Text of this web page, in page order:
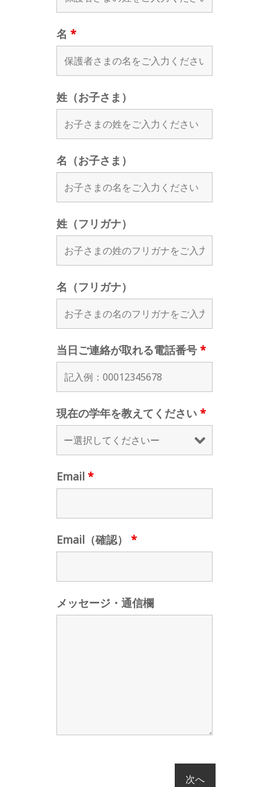
名 *
姓（お子さま）
名（お子さま）
姓（フリガナ）
名（フリガナ）
当日ご連絡が取れる電話番号 *
現在の学年を教えてください *
Email *
Email（確認） *
メッセージ・通信欄